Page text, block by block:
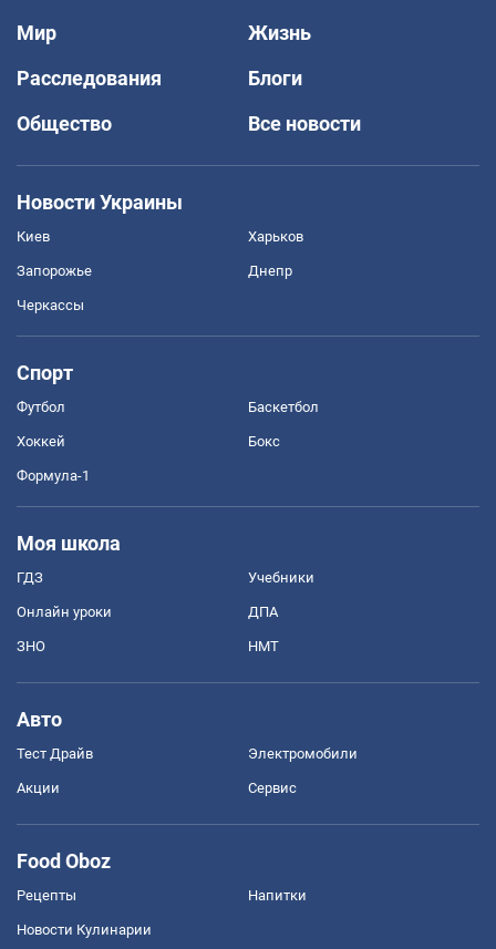
Мир
Жизнь
Расследования
Блоги
Общество
Все новости
Новости Украины
Киев Харьков
Запорожье Днепр
Черкассы
Спорт
Футбол Баскетбол
Хоккей Бокс
Формула-1
Моя школа
ГДЗ Учебники
Онлайн уроки ДПА
ЗНО НМТ
Авто
Тест Драйв Электромобили
Акции Сервис
Food Oboz
Рецепты Напитки
Новости Кулинарии